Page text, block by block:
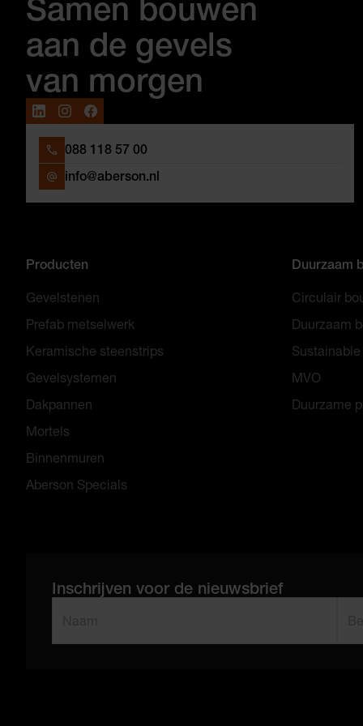
Samen bouwen
aan de gevels
van morgen
088 118 57 00
info@aberson.nl
Producten
Gevelstenen
Prefab metselwerk
Keramische steenstrips
Gevelsystemen
Dakpannen
Mortels
Binnenmuren
Aberson Specials
Duurzaam
Circulair
Duurzaam
MVO
Duurzame
Inschrijven voor de nieuwsbrief